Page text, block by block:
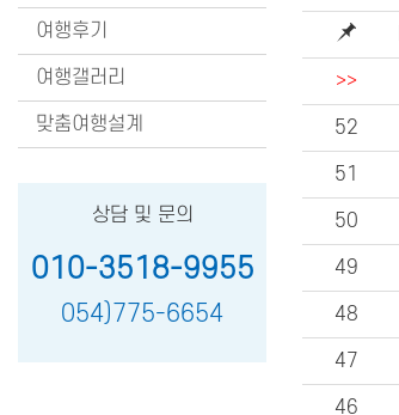
여행후기
여행갤러리
맞춤여행설계
상담 및 문의
010-3518-9955
054)775-6654
>>
52
51
50
49
48
47
46